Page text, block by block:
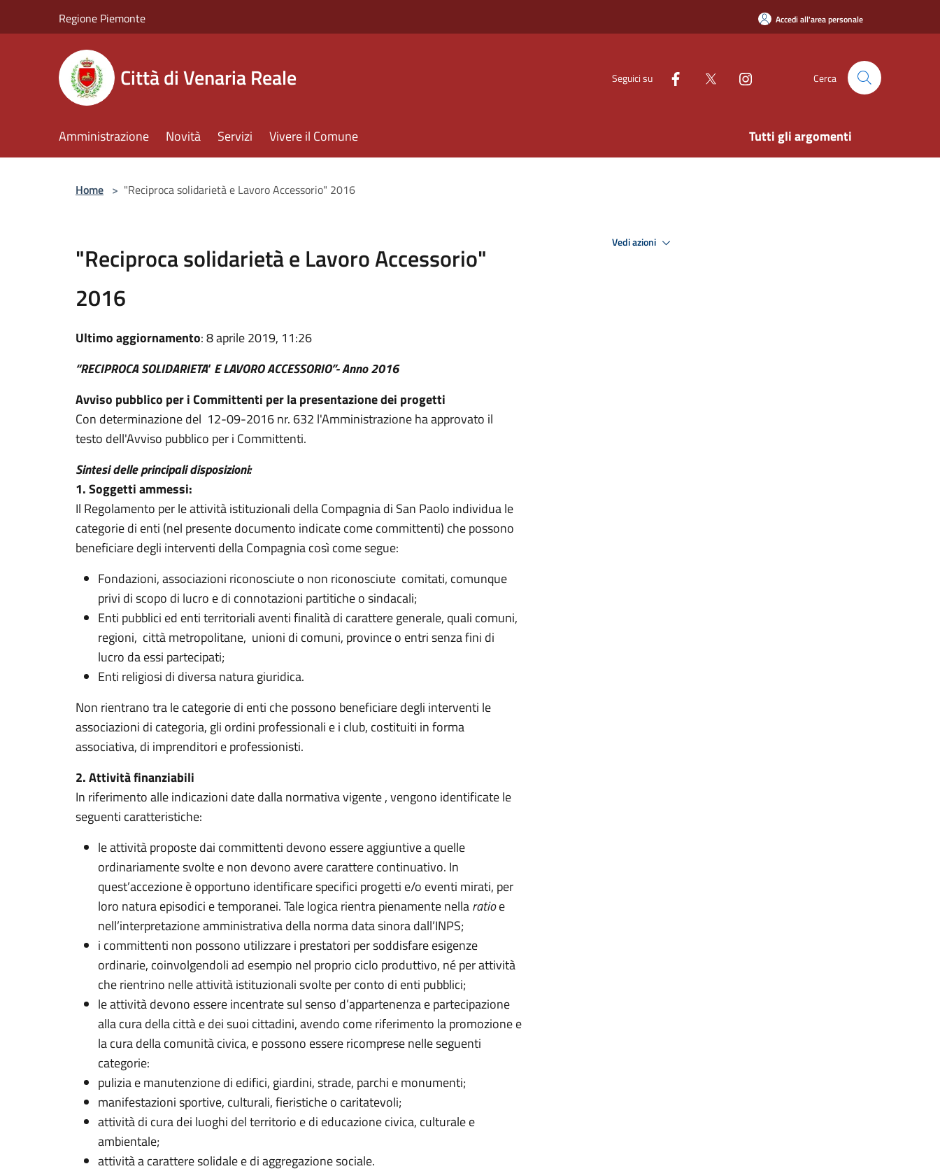
Regione Piemonte Accedi all'area personale
Città di Venaria Reale Seguici su Cerca
Amministrazione Novità Servizi Vivere il Comune Tutti gli argomenti
Home > "Reciproca solidarietà e Lavoro Accessorio" 2016
"Reciproca solidarietà e Lavoro Accessorio"
2016
Ultimo aggiornamento: 8 aprile 2019, 11:26
“RECIPROCA SOLIDARIETA' ELAVORO ACCESSORIO”- Anno 2016
Avviso pubblico per i Committenti per la presentazione dei progetti
Con determinazione del 12-09-2016 nr. 632 l'Amministrazione ha approvato il
testo dell'Avviso pubblico per i Committenti.
Sintesi delle principali disposizioni:
1. Soggetti ammessi:
Il Regolamento per le attività istituzionali della Compagnia di San Paolo individua le
categorie di enti (nel presente documento indicate come committenti) che possono
beneficiare degli interventi della Compagnia così come segue:
Fondazioni, associazioni riconosciute o non riconosciute comitati, comunque
privi di scopo di lucro e di connotazioni partitiche o sindacali;
Enti pubblici ed enti territoriali aventi finalità di carattere generale, quali comuni,
regioni, città metropolitane, unioni di comuni, province o entri senza fini di
lucro da essi partecipati;
Enti religiosi di diversa natura giuridica.
Non rientrano tra le categorie di enti che possono beneficiare degli interventi le
associazioni di categoria, gli ordini professionali e i club, costituiti in forma
associativa, di imprenditori e professionisti.
2. Attività finanziabili
In riferimento alle indicazioni date dalla normativa vigente , vengono identificate le
seguenti caratteristiche:
le attività proposte dai committenti devono essere aggiuntive a quelle
ordinariamente svolte e non devono avere carattere continuativo. In
quest’accezione è opportuno identificare specifici progetti e/o eventi mirati, per
loro natura episodici e temporanei. Tale logica rientra pienamente nellaratioe
nell’interpretazione amministrativa della norma data sinora dall’INPS;
i committenti non possono utilizzare i prestatori per soddisfare esigenze
ordinarie, coinvolgendoli ad esempio nel proprio ciclo produttivo, né per attività
che rientrino nelle attività istituzionali svolte per conto di enti pubblici;
le attività devono essere incentrate sul senso d’appartenenza e partecipazione
alla cura della città e dei suoi cittadini, avendo come riferimento la promozione e
la cura della comunità civica, e possono essere ricomprese nelle seguenti
categorie:
pulizia e manutenzione di edifici, giardini, strade, parchi e monumenti;
manifestazioni sportive, culturali, fieristiche o caritatevoli;
attività di cura dei luoghi del territorio e di educazione civica, culturale e
ambientale;
attività a carattere solidale e di aggregazione sociale.
Vedi azioni